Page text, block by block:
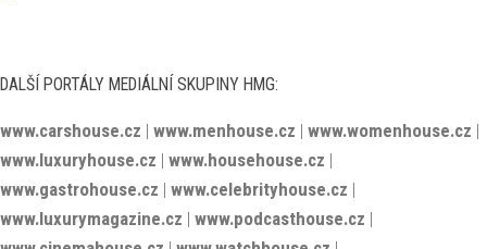
DALŠÍ PORTÁLY MEDIÁLNÍ SKUPINY HMG:
www.carshouse.cz | www.menhouse.cz | www.womenhouse.cz |
www.luxuryhouse.cz | www.househouse.cz |
www.gastrohouse.cz | www.celebrityhouse.cz |
www.luxurymagazine.cz | www.podcasthouse.cz |